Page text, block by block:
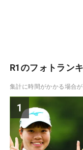
R1のフォトラン
集計に時間がかかる場合が
1